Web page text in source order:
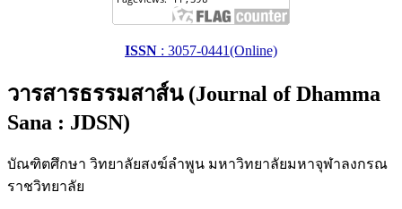
ISSN : 3057-0441(Online)
วารสารธรรมสาส์น (Journal of Dhamma
Sana : JDSN)
บัณฑิตศึกษา วิทยาลัยสงฆ์ลำพูน มหาวิทยาลัยมหาจุฬาลงกรณ
ราชวิทยาลัย